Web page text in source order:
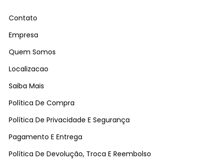
Contato
Empresa
Quem Somos
Localizacao
Saiba Mais
Política De Compra
Política De Privacidade E Segurança
Pagamento E Entrega
Política De Devolução, Troca E Reembolso